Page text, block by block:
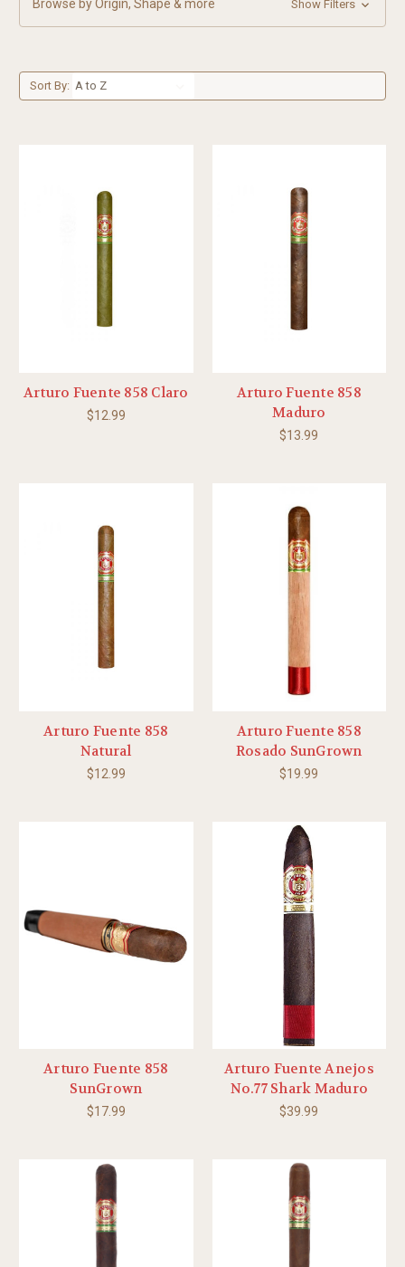
Browse by Origin, Shape & more Show Filters
Sort By:
Arturo Fuente 858 Claro
$12.99
Arturo Fuente 858
Maduro
$13.99
Arturo Fuente 858
Natural
$12.99
Arturo Fuente 858
Rosado SunGrown
$19.99
Arturo Fuente 858
SunGrown
$17.99
Arturo Fuente Anejos
No.77 Shark Maduro
$39.99